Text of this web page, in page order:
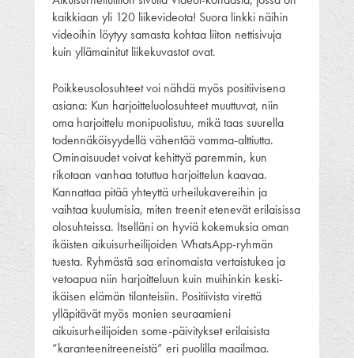
kaikkiaan yli 120 liikevideota! Suora linkki näihin
videoihin löytyy samasta kohtaa liiton nettisivuja
kuin yllämainitut liikekuvastot ovat.
Poikkeusolosuhteet voi nähdä myös positiivisena
asiana: Kun harjoitteluolosuhteet muuttuvat, niin
oma harjoittelu monipuolistuu, mikä taas suurella
todennäköisyydellä vähentää vamma-alttiutta.
Ominaisuudet voivat kehittyä paremmin, kun
rikotaan vanhaa totuttua harjoittelun kaavaa.
Kannattaa pitää yhteyttä urheilukavereihin ja
vaihtaa kuulumisia, miten treenit etenevät erilaisissa
olosuhteissa. Itselläni on hyviä kokemuksia oman
ikäisten aikuisurheilijoiden WhatsApp-ryhmän
tuesta. Ryhmästä saa erinomaista vertaistukea ja
vetoapua niin harjoitteluun kuin muihinkin keski-
ikäisen elämän tilanteisiin. Positiivista virettä
ylläpitävät myös monien seuraamieni
aikuisurheilijoiden some-päivitykset erilaisista
”karanteenitreeneistä” eri puolilla maailmaa.